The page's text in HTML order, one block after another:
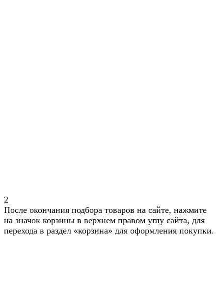
2
После окончания подбора товаров на сайте, нажмите
на значок корзины в верхнем правом углу сайта, для
перехода в раздел «корзина» для оформления покупки.